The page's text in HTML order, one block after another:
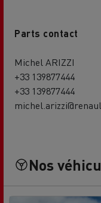
Parts contact
Michel ARIZZI
+33 139877444
+33 139877444
Nos